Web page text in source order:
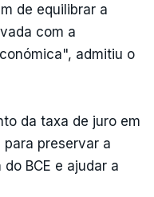
de equilibrar a
com a
admitiu o
da taxa de juro em
preservar a
BCE e ajudar a